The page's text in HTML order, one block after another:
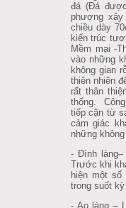
đá (Đá
phương
chiều dày
kiến trúc
Mềm mại -
vào những
không gian
thiên nhiên
rất thân
thống.
tiếp cận từ
cảm giác
những
- Đình
Trước khi
hiện một
trong suốt
- Ao làng –